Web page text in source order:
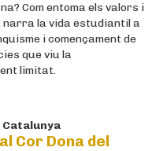
Com entoma els valors i
narra la vida estudiantil a
i començament de
que viu la
limitat.
Catalunya
Cor Dona del